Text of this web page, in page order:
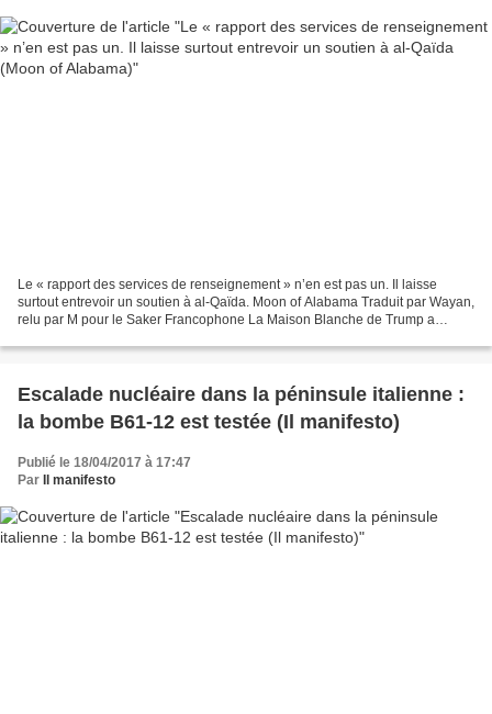
Le « rapport des services de renseignement » n’en est pas un. Il laisse
surtout entrevoir un soutien à al-Qaïda. Moon of Alabama Traduit par Wayan,
relu par M pour le Saker Francophone La Maison Blanche de Trump a
Escalade nucléaire dans la péninsule italienne :
la bombe B61-12 est testée (Il manifesto)
Publié le 18/04/2017 à 17:47
Par Il manifesto